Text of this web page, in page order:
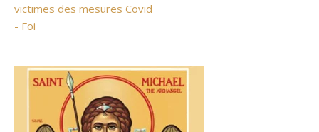
victimes des mesures Covid
- Foi